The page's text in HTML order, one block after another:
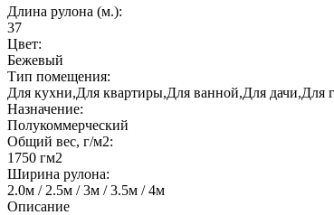
Длина рулона (м.):
37
Цвет:
Бежевый
Тип помещения:
Для кухни,Для квартиры,Для ванной,Для дачи,Для
Назначение:
Полукоммерческий
Общий вес, г/м2:
1750 гм2
Ширина рулона:
2.0м / 2.5м / 3м / 3.5м / 4м
Описание